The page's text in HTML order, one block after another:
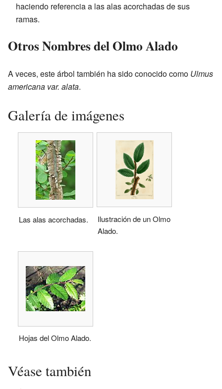
haciendo referencia a las alas acorchadas de sus
ramas.
Otros Nombres del Olmo Alado
A veces, este árbol también ha sido conocido como Ulmus
americana var. alata.
Galería de imágenes
Las alas acorchadas.
Ilustración de un Olmo
Alado.
Hojas del Olmo Alado.
Véase también